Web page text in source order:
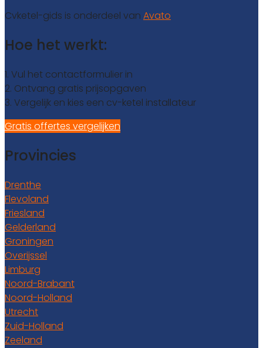
Cvketel-gids is onderdeel van Avato
Hoe het werkt:
1. Vul het contactformulier in
2. Ontvang gratis prijsopgaven
3. Vergelijk en kies een cv-ketel installateur
Gratis offertes vergelijken
Provincies
Drenthe
Flevoland
Friesland
Gelderland
Groningen
Overijssel
Limburg
Noord-Brabant
Noord-Holland
Utrecht
Zuid-Holland
Zeeland